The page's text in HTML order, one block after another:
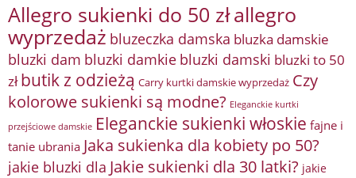
Allegro sukienki do 50 złallegro
wyprzedaż bluzeczka damska bluzka damskie
bluzki dam bluzki damkie bluzki damski bluzki to 50
zł butik z odzieżą Carry kurtki damskie wyprzedaż Czy
kolorowe sukienki są modne? Eleganckie kurtki
przejściowe damskie Eleganckie sukienki włoskie fajne i
tanie ubrania Jaka sukienka dla kobiety po 50?
jakie bluzki dla Jakie sukienki dla 30 latki? jakie